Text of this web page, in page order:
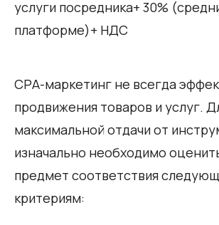
услуги посредника+ 30%
платформе)+ НДС
СРА-маркетинг не всегда
продвижения товаров и услуг.
максимальной отдачи от
изначально необходимо
предмет соответствия
критериям: